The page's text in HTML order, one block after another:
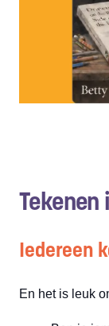
Iedereen
En het is leuk